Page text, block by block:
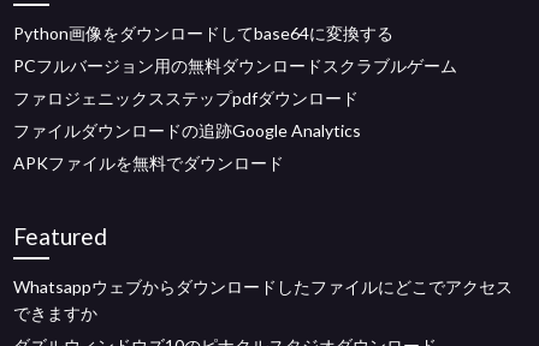
Python画像をダウンロードしてbase64に変換する
PCフルバージョン用の無料ダウンロードスクラブルゲーム
ファロジェニックスステップpdfダウンロード
ファイルダウンロードの追跡Google Analytics
APKファイルを無料でダウンロード
Featured
Whatsappウェブからダウンロードしたファイルにどこでアクセス
できますか